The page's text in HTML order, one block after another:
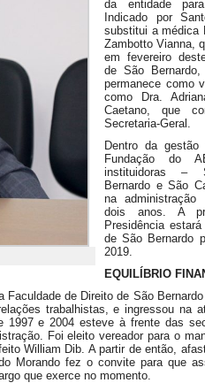
da entidade
Indicado por
substitui a médica
Zambotto Vianna,
em fevereiro
de São
permanece como
como Dra.
Caetano, que
Secretaria-Geral.
Dentro da
Fundação do
instituidoras –
Bernardo e São
na
dois anos. A
Presidência
de São Bernardo
2019.
EQUILÍBRIO
de Direito de São
trabalhistas, e ingressou na
e 2004 esteve à frente das
Foi eleito vereador para o
William Dib. A partir de então,
Morando fez o convite para que
que exerce no momento.